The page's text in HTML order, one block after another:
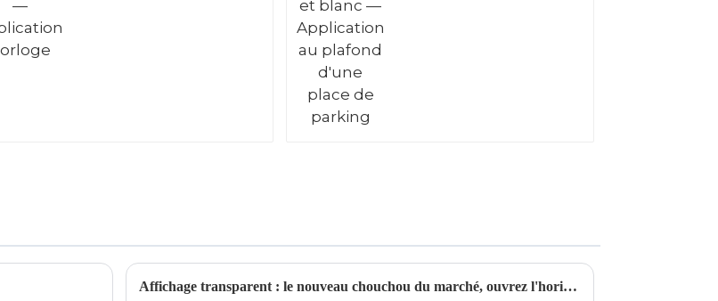
Affichage transparent : le nouveau chouchou du marché, ouvrez l'horizon du futur